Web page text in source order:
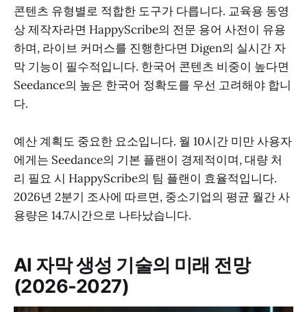
콘텐츠 유형별로 적합한 도구가 다릅니다. 교육용 동영
상 제작자라면 HappyScribe의 전문 용어 사전이 유용
하며, 라이브 커머스를 진행한다면 Digen의 실시간 자
막 기능이 필수적입니다. 한국어 콘텐츠 비중이 높다면
Seedance의 높은 한국어 정확도를 우선 고려해야 합니
다.
예산 계획도 중요한 요소입니다. 월 10시간 미만 사용자
에게는 Seedance의 기본 플랜이 경제적이며, 대량 처
리 필요 시 HappyScribe의 팀 플랜이 효율적입니다.
2026년 2분기 조사에 따르면, 중소기업의 평균 월간 사
용량은 14.7시간으로 나타났습니다.
AI 자막 생성 기술의 미래 전망
(2026-2027)